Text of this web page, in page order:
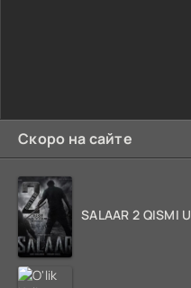
Скоро на сайте